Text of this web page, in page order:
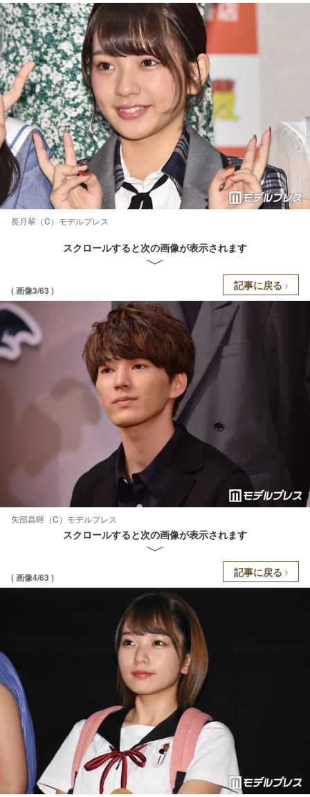
長月翠（C）モデルプレス
スクロールすると次の画像が表示されます
( 画像3/63 ) 記事に戻る
矢部昌暉（C）モデルプレス
スクロールすると次の画像が表示されます
( 画像4/63 ) 記事に戻る